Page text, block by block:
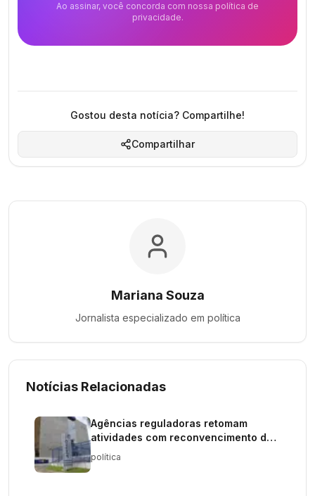
Ao assinar, você concorda com nossa política de
privacidade.
Gostou desta notícia? Compartilhe!
Compartilhar
Mariana Souza
Jornalista especializado em política
Notícias Relacionadas
Agências reguladoras retomam
atividades com reconvencimento de
orçamento
política